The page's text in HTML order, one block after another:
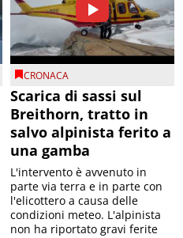
CRONACA
Scarica di sassi sul
Breithorn, tratto in
salvo alpinista ferito a
una gamba
L'intervento è avvenuto in
parte via terra e in parte con
l'elicottero a causa delle
condizioni meteo. L'alpinista
non ha riportato gravi ferite